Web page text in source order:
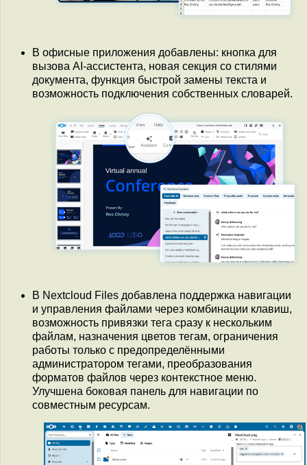
В офисные приложения добавлены: кнопка для
вызова AI-ассистента, новая секция со стилями
документа, функция быстрой замены текста и
возможность подключения собственных словарей.
В Nextcloud Files добавлена поддержка навигации
и управления файлами через комбинации клавиш,
возможность привязки тега сразу к нескольким
файлам, назначения цветов тегам, ограничения
работы только с предопределёнными
администратором тегами, преобразования
форматов файлов через контекстное меню.
Улучшена боковая панель для навигации по
совместным ресурсам.